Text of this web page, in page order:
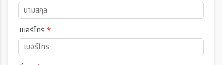
เบอร์โทร *